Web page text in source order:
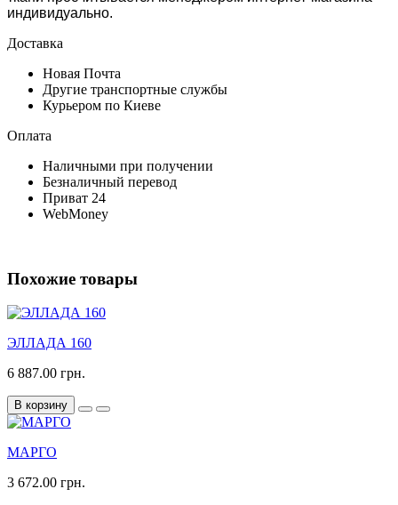
индивидуально.
Доставка
Новая Почта
Другие транспортные службы
Курьером по Киеве
Оплата
Наличными при получении
Безналичный перевод
Приват 24
WebMoney
Похожие товары
ЭЛЛАДА 160
6 887.00 грн.
В корзину
МАРГО
3 672.00 грн.